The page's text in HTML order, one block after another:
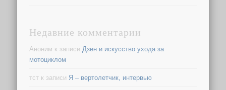
Недавние комментарии
Аноним к записи Дзен и искусство ухода за
мотоциклом
тст к записи Я – вертолетчик, интервью